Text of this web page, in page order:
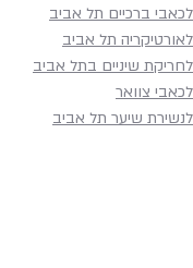
לכאבי ברכיים תל אביב
לאורטיקריה תל אביב
לחריקת שיניים בתל אביב
לכאבי צוואר
לנשירת שיער תל אביב